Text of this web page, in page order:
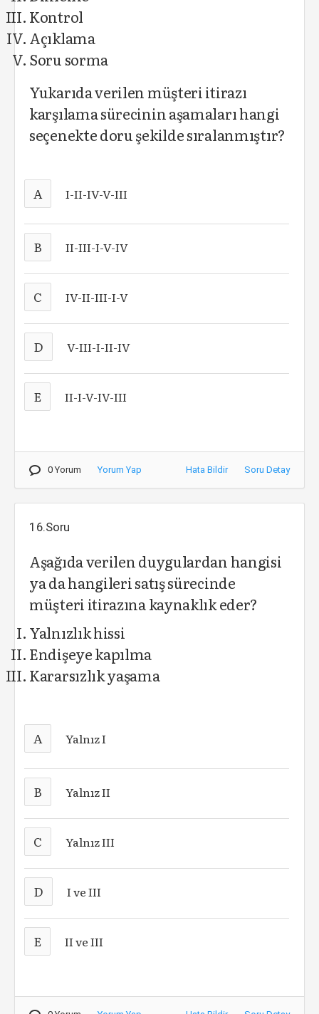
Kontrol
Açıklama
Soru sorma
Yukarıda verilen müşteri itirazı
karşılama sürecinin aşamaları hangi
seçenekte doru şekilde sıralanmıştır?
A I-II-IV-V-III
B II-III-I-V-IV
C IV-II-III-I-V
D V-III-I-II-IV
E II-I-V-IV-III
0 Yorum Yorum Yap Hata Bildir Soru Detay
16.Soru
Aşağıda verilen duygulardan hangisi
ya da hangileri satış sürecinde
müşteri itirazına kaynaklık eder?
Yalnızlık hissi
Endişeye kapılma
Kararsızlık yaşama
A Yalnız I
B Yalnız II
C Yalnız III
D I ve III
E II ve III